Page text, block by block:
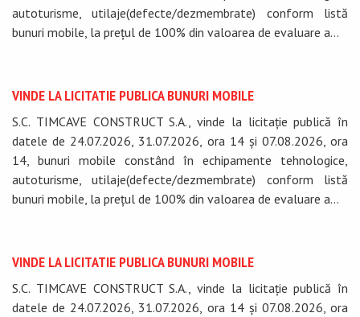
autoturisme, utilaje(defecte/dezmembrate) conform listă
bunuri mobile, la prețul de 100% din valoarea de evaluare a...
VINDE LA LICITATIE PUBLICA BUNURI MOBILE
S.C. TIMCAVE CONSTRUCT S.A., vinde la licitație publică în
datele de 24.07.2026, 31.07.2026, ora 14 și 07.08.2026, ora
14, bunuri mobile constând în echipamente tehnologice,
autoturisme, utilaje(defecte/dezmembrate) conform listă
bunuri mobile, la prețul de 100% din valoarea de evaluare a...
VINDE LA LICITATIE PUBLICA BUNURI MOBILE
S.C. TIMCAVE CONSTRUCT S.A., vinde la licitație publică în
datele de 24.07.2026, 31.07.2026, ora 14 și 07.08.2026, ora